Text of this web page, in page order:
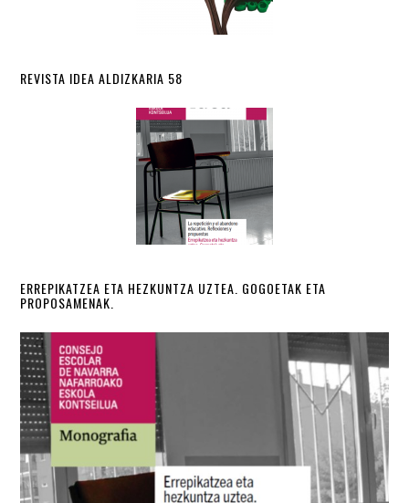
REVISTA IDEA ALDIZKARIA 58
ERREPIKATZEA ETA HEZKUNTZA UZTEA. GOGOETAK ETA
PROPOSAMENAK.